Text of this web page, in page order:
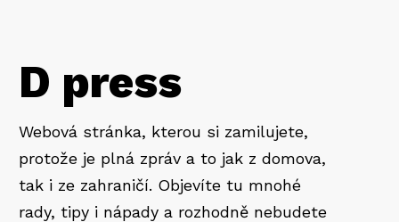
D press
Webová stránka, kterou si zamilujete,
protože je plná zpráv a to jak z domova,
tak i ze zahraničí. Objevíte tu mnohé
rady, tipy i nápady a rozhodně nebudete